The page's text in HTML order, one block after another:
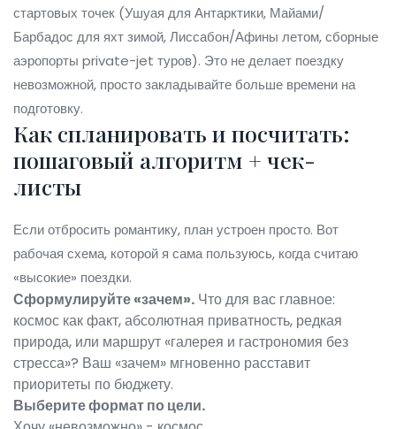
стартовых точек (Ушуая для Антарктики, Майами/
Барбадос для яхт зимой, Лиссабон/Афины летом, сборные
аэропорты private-jet туров). Это не делает поездку
невозможной, просто закладывайте больше времени на
подготовку.
Как спланировать и посчитать:
пошаговый алгоритм + чек-
листы
Если отбросить романтику, план устроен просто. Вот
рабочая схема, которой я сама пользуюсь, когда считаю
«высокие» поездки.
Сформулируйте «зачем». Что для вас главное:
космос как факт, абсолютная приватность, редкая
природа, или маршрут «галерея и гастрономия без
стресса»? Ваш «зачем» мгновенно расставит
приоритеты по бюджету.
Выберите формат по цели.